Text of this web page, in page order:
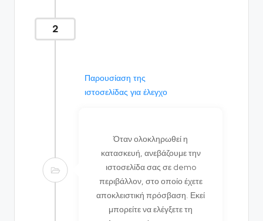
2
Παρουσίαση της
ιστοσελίδας για έλεγχο
Όταν ολοκληρωθεί η
κατασκευή, ανεβάζουμε την
ιστοσελίδα σας σε demo
περιβάλλον, στο οποίο έχετε
αποκλειστική πρόσβαση. Εκεί
μπορείτε να ελέγξετε τη